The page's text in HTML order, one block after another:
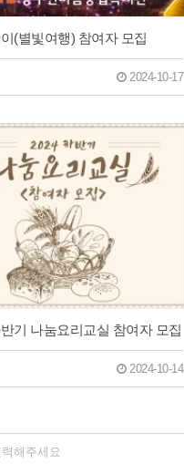
(별빛여행) 참여자 모집
2024-10-17
기 나눔요리교실 참여자 모집
2024-10-14